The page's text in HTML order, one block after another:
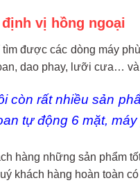
định vị hồng ngoại
tìm được các dòng máy
dao phay, lưỡi cưa…
còn rất nhiều sản
tự động 6 mặt,
hàng những sản phẩm
khách hàng hoàn toàn